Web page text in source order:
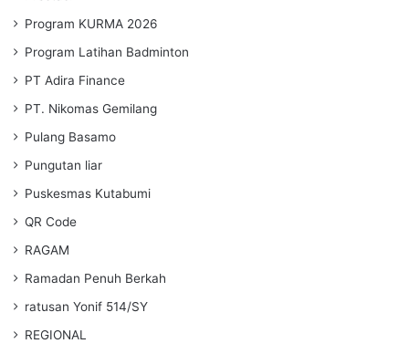
Program KURMA 2026
Program Latihan Badminton
PT Adira Finance
PT. Nikomas Gemilang
Pulang Basamo
Pungutan liar
Puskesmas Kutabumi
QR Code
RAGAM
Ramadan Penuh Berkah
ratusan Yonif 514/SY
REGIONAL